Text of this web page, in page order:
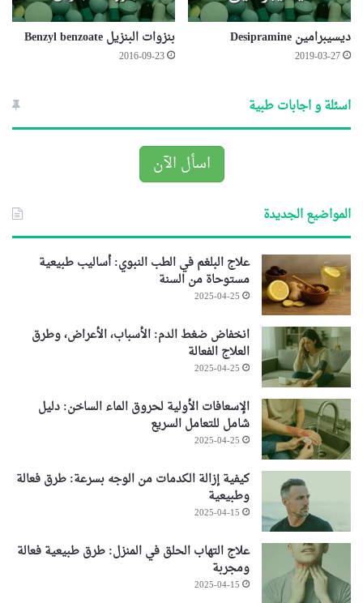
ديسيبرامين Desipramine
2019-03-27
بنزوات البنزيل Benzyl benzoate
2016-09-23
اسئلة و اجابات طبية
اسأل الآن
المواضيع الجديدة
علاج البلغم في الطب النبوي: أساليب طبيعية
مستوحاة من السنة
2025-04-25
انخفاض ضغط الدم: الأسباب، الأعراض، وطرق
العلاج الفعالة
2025-04-25
الإسعافات الأولية لحروق الماء الساخن: دليل
شامل للتعامل السريع
2025-04-25
كيفية إزالة الكدمات من الوجه بسرعة: طرق فعالة
وطبيعية
2025-04-15
علاج التهاب الحلق في المنزل: طرق طبيعية فعالة
ومجربة
2025-04-15